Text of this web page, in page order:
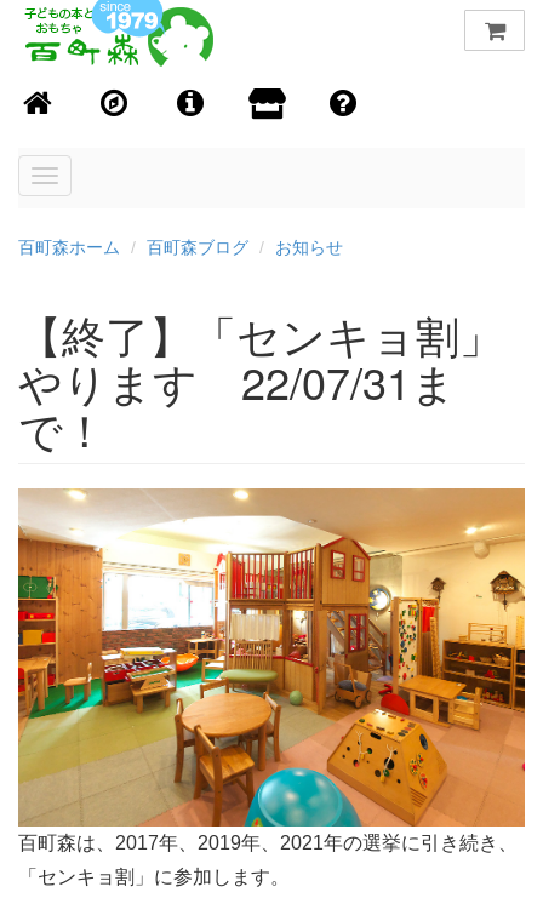
Toggle
百町森ホーム 百町森ブログ お知らせ
【終了】「センキョ割」
やります 22/07/31ま
で！
百町森は、2017年、2019年、2021年の選挙に引き続き、
「センキョ割」に参加します。